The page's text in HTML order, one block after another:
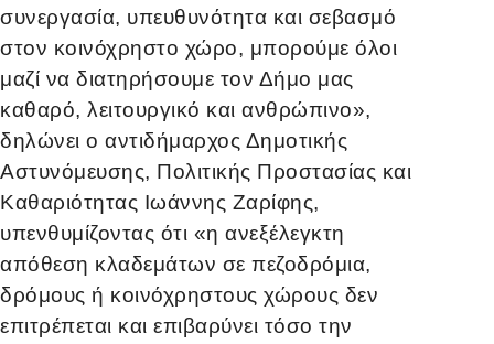
συνεργασία, υπευθυνότητα και σεβασμό
στον κοινόχρηστο χώρο, μπορούμε όλοι
μαζί να διατηρήσουμε τον Δήμο μας
καθαρό, λειτουργικό και ανθρώπινο»,
δηλώνει ο αντιδήμαρχος Δημοτικής
Αστυνόμευσης, Πολιτικής Προστασίας και
Καθαριότητας Ιωάννης Ζαρίφης,
υπενθυμίζοντας ότι «η ανεξέλεγκτη
απόθεση κλαδεμάτων σε πεζοδρόμια,
δρόμους ή κοινόχρηστους χώρους δεν
επιτρέπεται και επιβαρύνει τόσο την